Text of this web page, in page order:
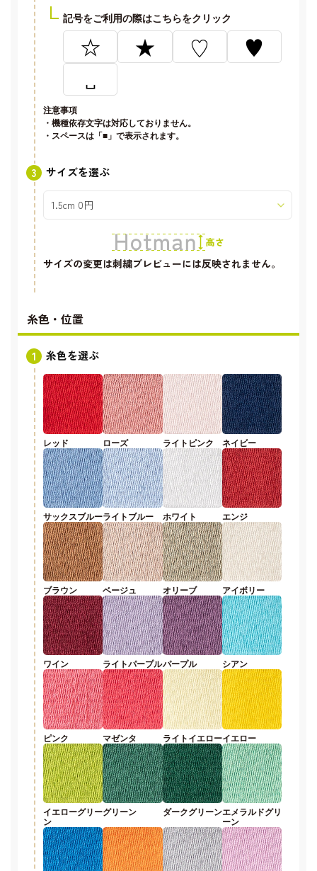
記号をご利用の際はこちらをクリック
☆ ★ ♡
♥
␣
注意事項
・機種依存文字は対応しておりません。
・スペースは「■」で表示されます。
サイズを選ぶ
サイズの変更は刺繍プレビューには反映されません。
糸色・位置
糸色を選ぶ
レッド ローズ ライトピンク ネイビー
サックスブルーライトブルー ホワイト エンジ
ブラウン ベージュ オリーブ アイボリー
ワイン ライトパープルパープル シアン
ピンク マゼンタ ライトイエローイエロー
イエローグリー
ン
グリーン ダークグリーンエメラルドグリ
ーン